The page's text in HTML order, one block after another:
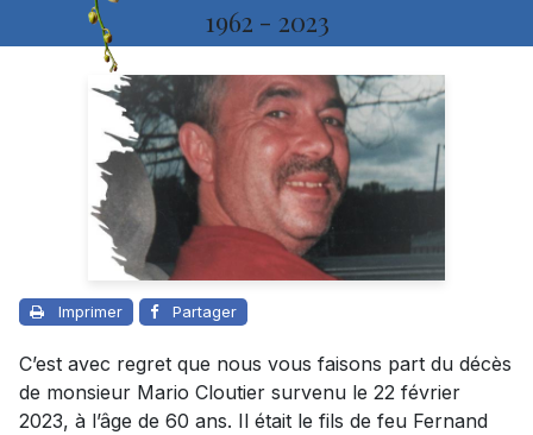
1962 - 2023
Imprimer Partager
C’est avec regret que nous vous faisons part du décès
de monsieur Mario Cloutier survenu le 22 février
2023, à l’âge de 60 ans. Il était le fils de feu Fernand